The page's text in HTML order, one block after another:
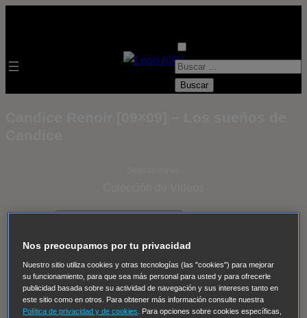
B
- ver todos - Padres
Despedida Salvaje
Despedida Salvaje
Thomas, el ojo del FBI Pan Am Dawson crece
Insomnia El Guardián The Blacklist Cinco en familia
Hudson & Rex Diez libras y un sueño Mr Loverman
Nos preocupamos por tu privacidad
Nuestro sitio utiliza cookies y otras tecnologías (las "cookies") para mejorar
su funcionamiento, para que sea más personal para usted y para ofrecerle
publicidad basada sobre su actividad de navegación y sus intereses tanto en
este sitio como en otros. Para obtener más información consulte nuestra
Política de privacidad y de cookies
. Para opciones sobre cookies específicas,